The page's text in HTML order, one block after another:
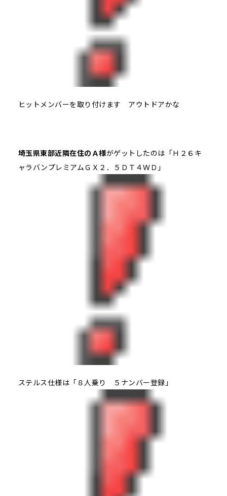
ヒットメンバーを取り付けます アウトドアかな
埼玉県東部近隣在住のＡ様がゲットしたのは「Ｈ２６キ
ャラバンプレミアムＧＸ２．５ＤＴ４ＷＤ」
ステルス仕様は「８人乗り ５ナンバー登録」